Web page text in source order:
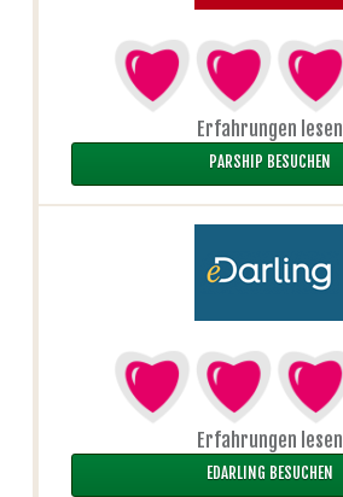
Erfahrungen lesen
PARSHIP BESUCHEN
Erfahrungen lesen
EDARLING BESUCHEN